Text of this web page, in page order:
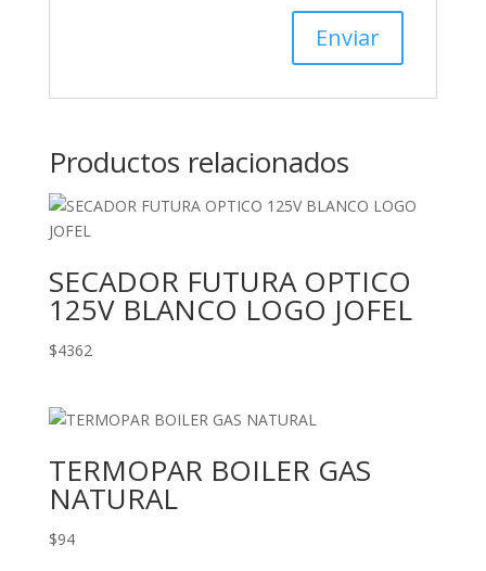
Productos relacionados
SECADOR FUTURA OPTICO
125V BLANCO LOGO JOFEL
$4362
TERMOPAR BOILER GAS
NATURAL
$94